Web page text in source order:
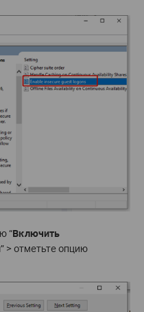
“Включить
” > отметьте опцию